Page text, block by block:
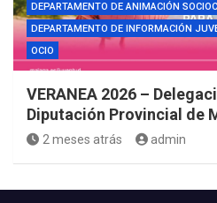
DEPARTAMENTO DE ANIMACIÓN
DEPARTAMENTO DE INFORMACIÓN
OCIO
VERANEA 2026 –
Diputación Provincial de
2 meses atrás admin